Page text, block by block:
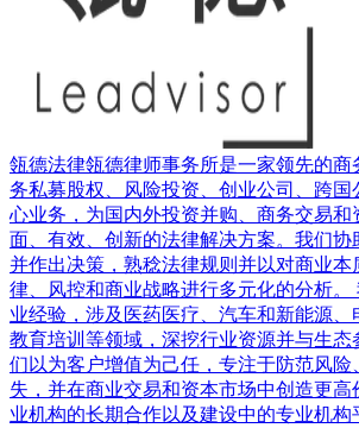
瓴德法律瓴德律师事务所是一家领先的商
务私募股权、风险投资、创业公司、跨
心业务，为国内外投资并购、商务交易和
面、有效、创新的法律解决方案。我们协
并作出决策，熟稔法律规则并以对商业本
律、风控和商业战略进行多元化的分析。
业经验，涉及医药医疗、汽车和新能源、
教育培训等领域，深挖行业资源并与生
们以为客户增值为己任，专注于防范风险
失，并在商业交易和资本市场中创造更
业机构的长期合作以及建设中的专业机